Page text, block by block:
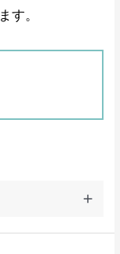
す。